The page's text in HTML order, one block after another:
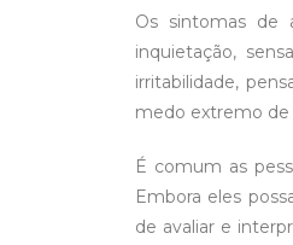
Os sintomas de
inquietação,
irritabilidade,
medo extremo de
É comum as
Embora eles
de avaliar e